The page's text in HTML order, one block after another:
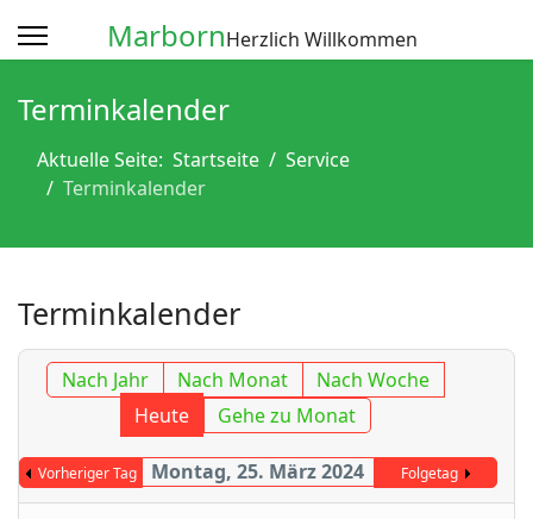
MarbornHerzlich Willkommen
Terminkalender
Aktuelle Seite: Startseite
Service
Terminkalender
Terminkalender
Nach Jahr Nach Monat
Nach Woche
Heute
Gehe zu Monat
Vorheriger Tag Montag, 25. März 2024 Folgetag